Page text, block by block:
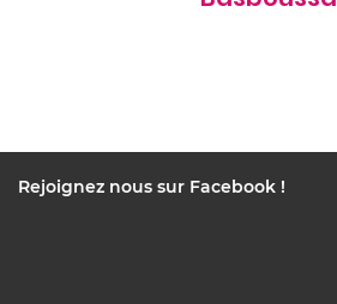
Rejoignez nous sur Facebook !